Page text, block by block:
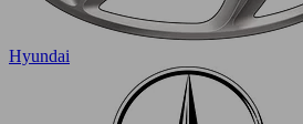
Hyundai